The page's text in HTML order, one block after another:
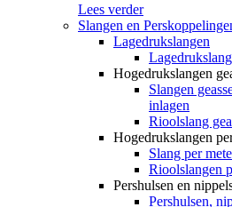
Lees verder
Slangen en
Lagedrukslangen
Hogedrukslangen
Slangen
inlagen
Rioolslang
Hogedrukslangen
Slang per
Rioolslangen
Pershulsen en
Pershulsen,